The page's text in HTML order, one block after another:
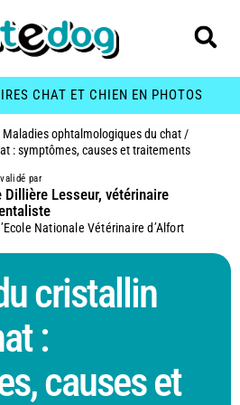
CHAT ET CHIEN EN PHOTOS
Maladies ophtalmologiques du chat /
: symptômes, causes et traitements
par
Dillière Lesseur, vétérinaire
Nationale Vétérinaire d’Alfort
cristallin
:
causes et